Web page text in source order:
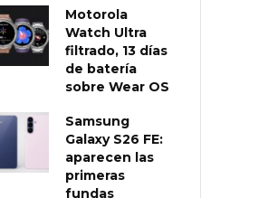
Motorola
Watch Ultra
filtrado, 13 días
de batería
sobre Wear OS
Samsung
Galaxy S26 FE:
aparecen las
primeras
fundas